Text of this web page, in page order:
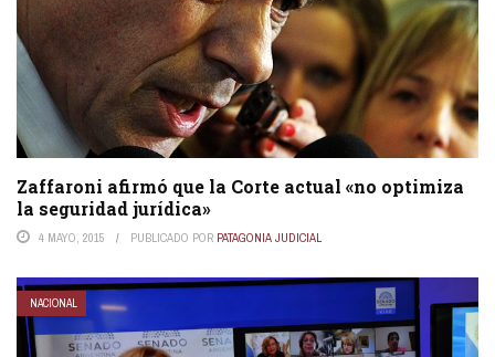
Zaffaroni afirmó que la Corte actual «no optimiza
la seguridad jurídica»
4 MAYO, 2015 PUBLICADO POR PATAGONIA JUDICIAL
NACIONAL